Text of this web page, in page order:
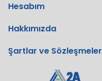
Hesabım
Hakkımızda
Şartlar ve Sözleşmeler